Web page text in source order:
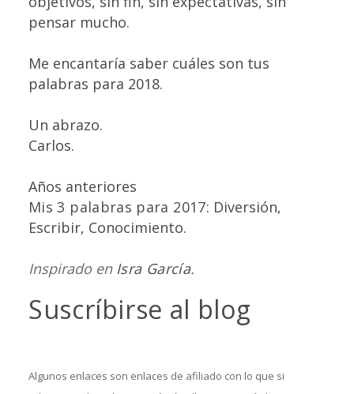
pensar mucho.
Me encantaría saber cuáles son tus
palabras para 2018.
Un abrazo.
Carlos.
Años anteriores
Mis 3 palabras para 2017: Diversión,
Escribir, Conocimiento.
Inspirado en Isra García.
Suscríbirse al blog
Algunos enlaces son enlaces de afiliado con lo que si